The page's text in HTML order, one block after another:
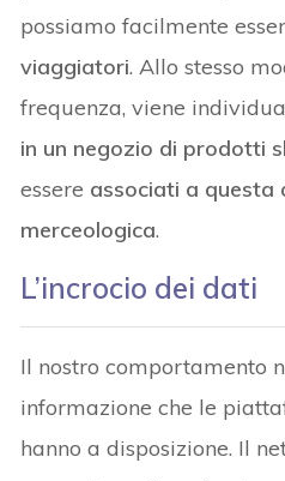
possiamo facilmente
viaggiatori. Allo stesso
frequenza, viene
in un negozio di prodotti
essere associati a questa
merceologica.
L’incrocio dei dati
Il nostro comportamento
informazione che le
hanno a disposizione. Il